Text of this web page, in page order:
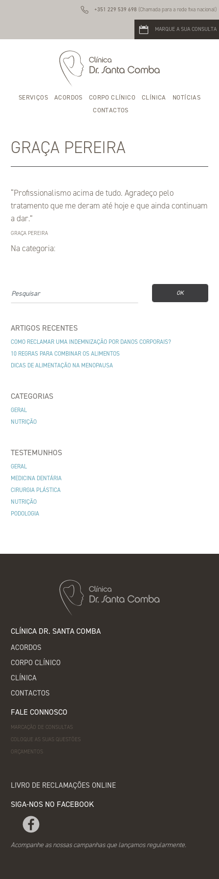
+351 229 539 698 (Chamada para a rede fixa nacional)
MARQUE A SUA CONSULTA
SERVIÇOS ACORDOS CORPO CLÍNICO CLÍNICA
NOTÍCIAS
CONTACTOS
GRAÇA PEREIRA
“Profissionalismo acima de tudo. Agradeço pelo
tratamento que me deram até hoje e que ainda continuam
a dar.”
GRAÇA PEREIRA
Na categoria:
OK
ARTIGOS RECENTES
COMO RECLAMAR UMA INDEMNIZAÇÃO POR DANOS CORPORAIS?
10 REGRAS PARA COMBINAR OS ALIMENTOS
DICAS DE ALIMENTAÇÃO NA MENOPAUSA
CATEGORIAS
GERAL
NUTRIÇÃO
TESTEMUNHOS
GERAL
MEDICINA DENTÁRIA
CIRURGIA PLÁSTICA
NUTRIÇÃO
PODOLOGIA
CLÍNICA DR. SANTA COMBA
ACORDOS
CORPO CLÍNICO
CLÍNICA
CONTACTOS
FALE CONNOSCO
MARCAÇÃO DE CONSULTAS
COLOQUE AS SUAS QUESTÕES
ORÇAMENTOS
LIVRO DE RECLAMAÇÕES ONLINE
SIGA-NOS NO FACEBOOK
Acompanhe as nossas campanhas que lançamos regularmente.